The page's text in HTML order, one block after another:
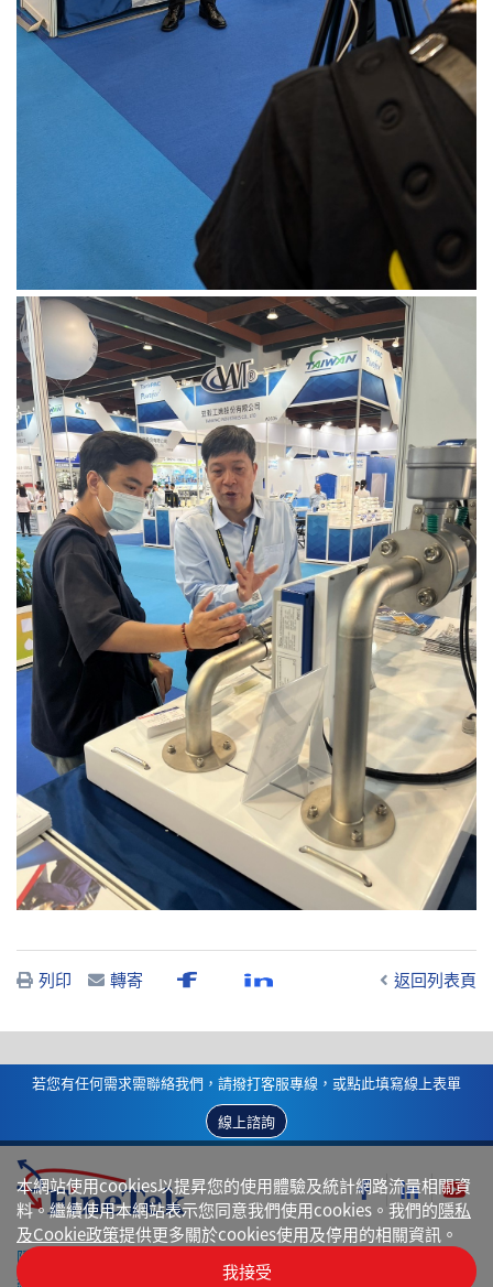
列印 轉寄 返回列表頁
若您有任何需求需聯絡我們，請撥打客服專線，或點此填寫線上表單
線上諮詢
隱私權政策
網站地圖
本網站使用cookies以提昇您的使用體驗及統計網路流量相關資
料。繼續使用本網站表示您同意我們使用cookies。我們的隱私
及Cookie政策提供更多關於cookies使用及停用的相關資訊。
我接受